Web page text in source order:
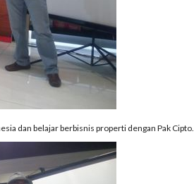
dan belajar berbisnis properti dengan Pak Cipto.